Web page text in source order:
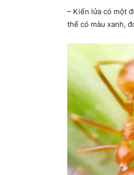
– Kiến lửa có một
thể có màu xanh,